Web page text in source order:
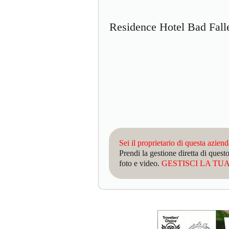
Residence Hotel Bad
Sei il proprietario di questa
Prendi la gestione diretta di
foto e video. GESTISCI LA